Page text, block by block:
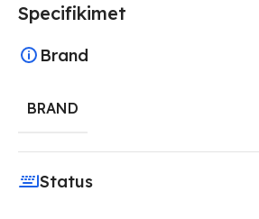
Specifikimet
Brand
BRAND
Status